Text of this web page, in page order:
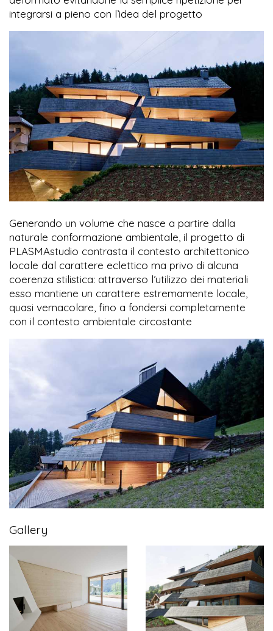
integrarsi a pieno con l’idea del progetto
Generando un volume che nasce a partire dalla
naturale conformazione ambientale, il progetto di
PLASMAstudio contrasta il contesto architettonico
locale dal carattere eclettico ma privo di alcuna
coerenza stilistica: attraverso l’utilizzo dei materiali
esso mantiene un carattere estremamente locale,
quasi vernacolare, fino a fondersi completamente
con il contesto ambientale circostante
Gallery